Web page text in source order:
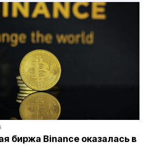
биржа Binance оказалась в